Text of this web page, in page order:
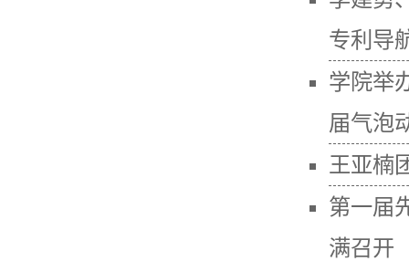
专利导
学院举
届气泡
王亚楠
第一届
满召开